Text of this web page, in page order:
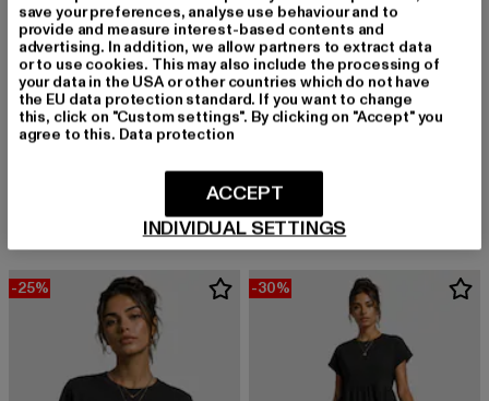
URBAN CLASSICS
Ladies Essentials Short
Derzeitiger Preis: 13,10 EURAktionspreis: 22,99 EUR
47,69 EUR
Derzeitiger Preis: 47,69 EUR
-25% -30%
save your preferences, analyse use behaviour and to
provide and measure interest-based contents and
advertising. In addition, we allow partners to extract data
or to use cookies. This may also include the processing of
your data in the USA or other countries which do not have
the EU data protection standard. If you want to change
this, click on "Custom settings". By clicking on "Accept" you
agree to this. Data protection
INDIVIDUAL SETTINGS
ACCEPT